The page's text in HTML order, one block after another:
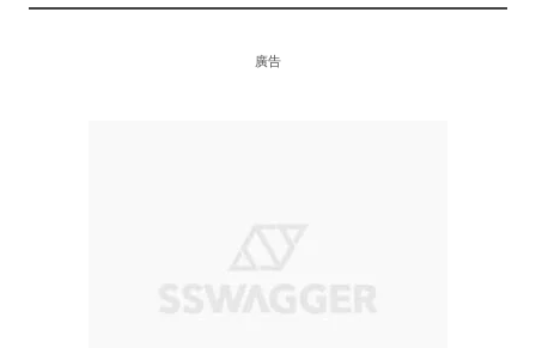
廣告